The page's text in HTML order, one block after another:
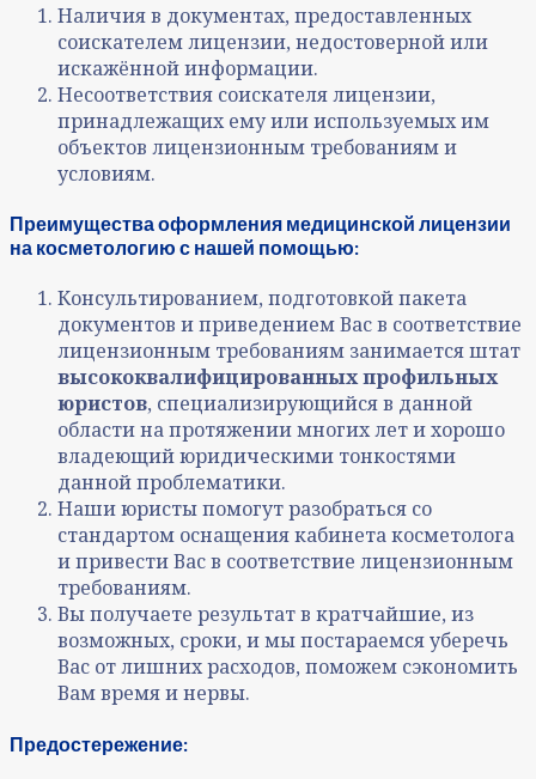
Наличия в документах, предоставленных
соискателем лицензии, недостоверной или
искажённой информации.
Несоответствия соискателя лицензии,
принадлежащих ему или используемых им
объектов лицензионным требованиям и
условиям.
Преимущества оформления медицинской лицензии
на косметологию с нашей помощью:
Консультированием, подготовкой пакета
документов и приведением Вас в соответствие
лицензионным требованиям занимается штат
высококвалифицированных профильных
юристов, специализирующийся в данной
области на протяжении многих лет и хорошо
владеющий юридическими тонкостями
данной проблематики.
Наши юристы помогут разобраться со
стандартом оснащения кабинета косметолога
и привести Вас в соответствие лицензионным
требованиям.
Вы получаете результат в кратчайшие, из
возможных, сроки, и мы постараемся уберечь
Вас от лишних расходов, поможем сэкономить
Вам время и нервы.
Предостережение: